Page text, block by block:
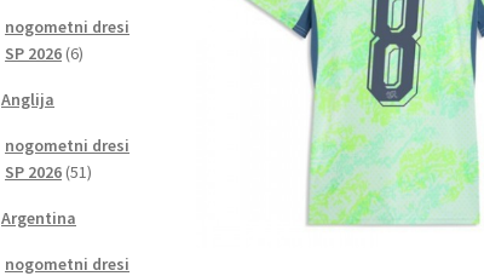
nogometni dresi
SP 2026 66
Anglija
nogometni dresi
SP 2026 5151
Argentina
nogometni dresi